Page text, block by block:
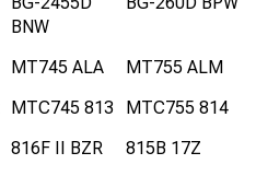
BNW
MT745 ALA
MT755 ALM
MTC745 813
MTC755 814
816F II BZR
815B 17Z